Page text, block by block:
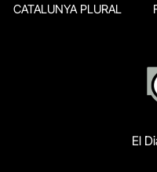
CATALUNYA PLURAL
El